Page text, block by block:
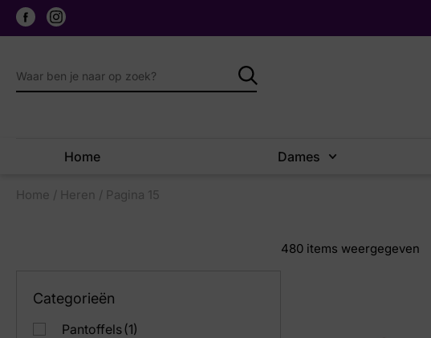
Home Dames
Home / Heren / Pagina 15
Categorieën
Pantoffels(1)
480 items weergegeven